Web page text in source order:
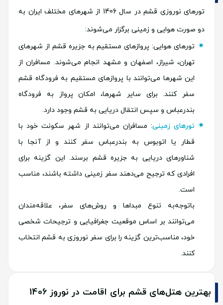
تورهای نوروزی قشم در سال 1406 از شهرهای مختلف ایران به
دو صورت هوایی و زمینی برگزار می‌شوند:
تورهای هوایی: پروازهای مستقیم به جزیره قشم از شهرهای
تهران، شیراز، اصفهان و مشهد انجام می‌شوند. مسافران از
این شهرها می‌توانند با پروازهای مستقیم به فرودگاه قشم
سفر کنند. برای سایر شهرها، امکان پرواز به فرودگاه
بندرعباس و سپس انتقال دریایی به قشم وجود دارد.
تورهای زمینی: مسافران می‌توانند از شهر سکونت خود با
قطار یا اتوبوس به بندرعباس سفر کنند و از آنجا با
شناورهای دریایی به جزیره قشم برسند. این گزینه برای
افرادی که ترجیح می‌دهند سفر زمینی داشته باشند، مناسب
است.
باتوجه‌به تنوع مبداها و روش‌های سفر، علاقه‌مندان
می‌توانند بر اساس موقعیت جغرافیایی و ترجیحات شخصی
خود، مناسب‌ترین گزینه را برای سفر نوروزی به قشم انتخاب
کنند.
بهترین هتل‌های قشم برای اقامت در نوروز 1406